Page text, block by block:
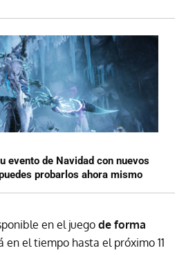
evento de Navidad con nuevos
probarlos ahora mismo
en el juego de forma
en el tiempo hasta el próximo 11